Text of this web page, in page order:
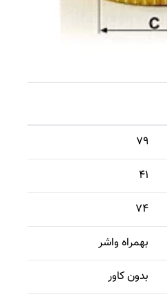
79
41
74
بهمراه واشر
بدون کاور